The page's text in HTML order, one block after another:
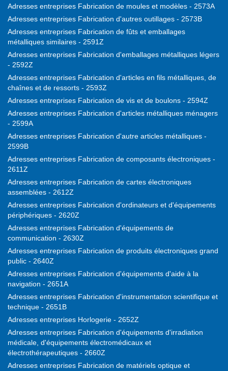
Adresses entreprises Fabrication de moules et modèles - 2573A
Adresses entreprises Fabrication d'autres outillages - 2573B
Adresses entreprises Fabrication de fûts et emballages
métalliques similaires - 2591Z
Adresses entreprises Fabrication d'emballages métalliques légers
- 2592Z
Adresses entreprises Fabrication d'articles en fils métalliques, de
chaînes et de ressorts - 2593Z
Adresses entreprises Fabrication de vis et de boulons - 2594Z
Adresses entreprises Fabrication d'articles métalliques ménagers
- 2599A
Adresses entreprises Fabrication d'autre articles métalliques -
2599B
Adresses entreprises Fabrication de composants électroniques -
2611Z
Adresses entreprises Fabrication de cartes électroniques
assemblées - 2612Z
Adresses entreprises Fabrication d'ordinateurs et d'équipements
périphériques - 2620Z
Adresses entreprises Fabrication d'équipements de
communication - 2630Z
Adresses entreprises Fabrication de produits électroniques grand
public - 2640Z
Adresses entreprises Fabrication d'équipements d'aide à la
navigation - 2651A
Adresses entreprises Fabrication d'instrumentation scientifique et
technique - 2651B
Adresses entreprises Horlogerie - 2652Z
Adresses entreprises Fabrication d'équipements d'irradiation
médicale, d'équipements électromédicaux et
électrothérapeutiques - 2660Z
Adresses entreprises Fabrication de matériels optique et